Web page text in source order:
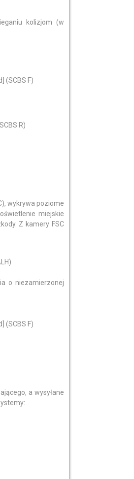
kolizjom (w
(SCBS F)
R)
wykrywa poziome
miejskie
Z kamery FSC
o niezamierzonej
(SCBS F)
a wysyłane